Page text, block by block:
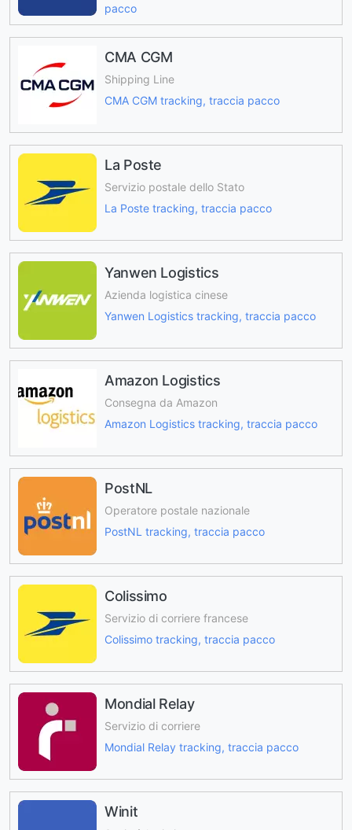
pacco
CMA CGM
Shipping Line
CMA CGM tracking, traccia pacco
La Poste
Servizio postale dello Stato
La Poste tracking, traccia pacco
Yanwen Logistics
Azienda logistica cinese
Yanwen Logistics tracking, traccia pacco
Amazon Logistics
Consegna da Amazon
Amazon Logistics tracking, traccia pacco
PostNL
Operatore postale nazionale
PostNL tracking, traccia pacco
Colissimo
Servizio di corriere francese
Colissimo tracking, traccia pacco
Mondial Relay
Servizio di corriere
Mondial Relay tracking, traccia pacco
Winit